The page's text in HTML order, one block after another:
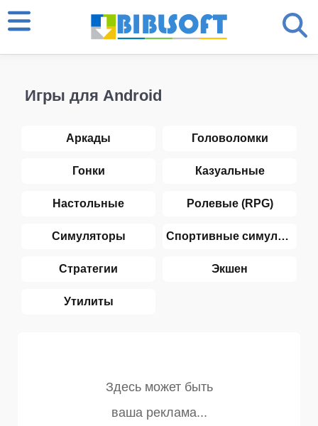
Игры для Android
Аркады Головоломки
Гонки Казуальные
Настольные Ролевые (RPG)
Симуляторы Спортивные симуляторы
Стратегии Экшен
Утилиты